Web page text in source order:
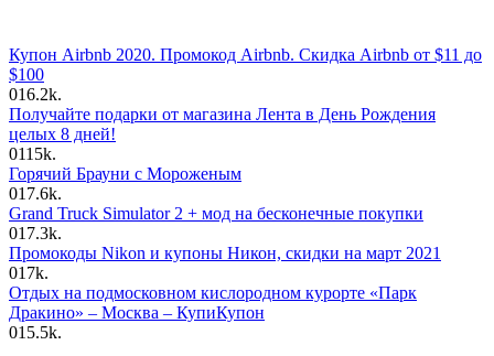
Купон Airbnb 2020. Промокод Airbnb. Скидка Airbnb от $11 до
$100
016.2k.
Получайте подарки от магазина Лента в День Рождения
целых 8 дней!
0115k.
Горячий Брауни с Мороженым
017.6k.
Grand Truck Simulator 2 + мод на бесконечные покупки
017.3k.
Промокоды Nikon и купоны Никон, скидки на март 2021
017k.
Отдых на подмосковном кислородном курорте «Парк
Дракино» – Москва – КупиКупон
015.5k.